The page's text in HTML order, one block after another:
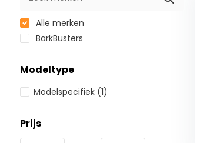
Alle merken
BarkBusters
Modeltype
Modelspecifiek (1)
Prijs